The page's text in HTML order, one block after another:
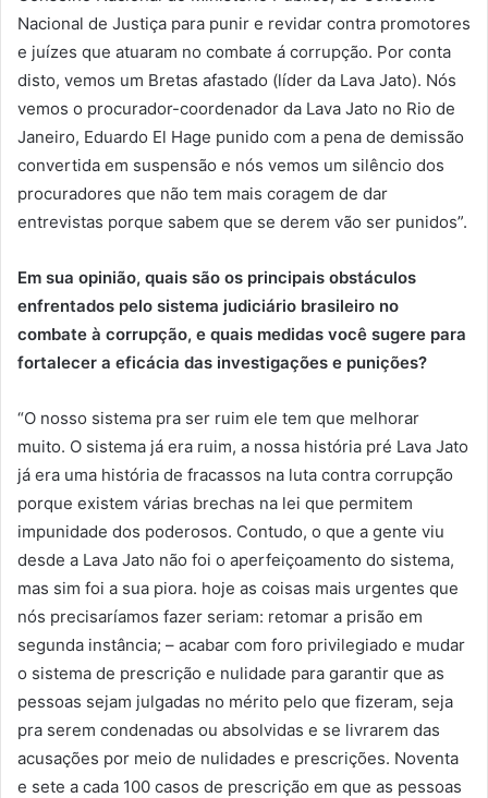
Nacional de Justiça para punir e revidar contra promotores
e juízes que atuaram no combate á corrupção. Por conta
disto, vemos um Bretas afastado (líder da Lava Jato). Nós
vemos o procurador-coordenador da Lava Jato no Rio de
Janeiro, Eduardo El Hage punido com a pena de demissão
convertida em suspensão e nós vemos um silêncio dos
procuradores que não tem mais coragem de dar
entrevistas porque sabem que se derem vão ser punidos”.
Em sua opinião, quais são os principais obstáculos
enfrentados pelo sistema judiciário brasileiro no
combate à corrupção, e quais medidas você sugere para
fortalecer a eficácia das investigações e punições?
“O nosso sistema pra ser ruim ele tem que melhorar
muito. O sistema já era ruim, a nossa história pré Lava Jato
já era uma história de fracassos na luta contra corrupção
porque existem várias brechas na lei que permitem
impunidade dos poderosos. Contudo, o que a gente viu
desde a Lava Jato não foi o aperfeiçoamento do sistema,
mas sim foi a sua piora. hoje as coisas mais urgentes que
nós precisaríamos fazer seriam: retomar a prisão em
segunda instância; – acabar com foro privilegiado e mudar
o sistema de prescrição e nulidade para garantir que as
pessoas sejam julgadas no mérito pelo que fizeram, seja
pra serem condenadas ou absolvidas e se livrarem das
acusações por meio de nulidades e prescrições. Noventa
e sete a cada 100 casos de prescrição em que as pessoas